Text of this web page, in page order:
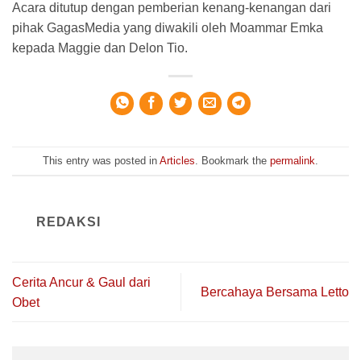
Acara ditutup dengan pemberian kenang-kenangan dari
pihak GagasMedia yang diwakili oleh Moammar Emka
kepada Maggie dan Delon Tio.
This entry was posted in Articles . Bookmark the permalink
REDAKSI
Cerita Ancur & Gaul dari
Obet
Bercahaya Bersama Letto